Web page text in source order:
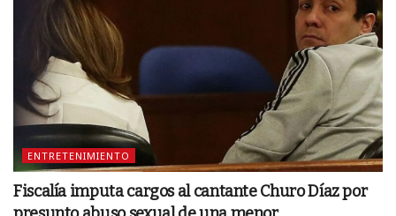
ENTRETENIMIENTO
Fiscalía imputa cargos al cantante Churo Díaz por